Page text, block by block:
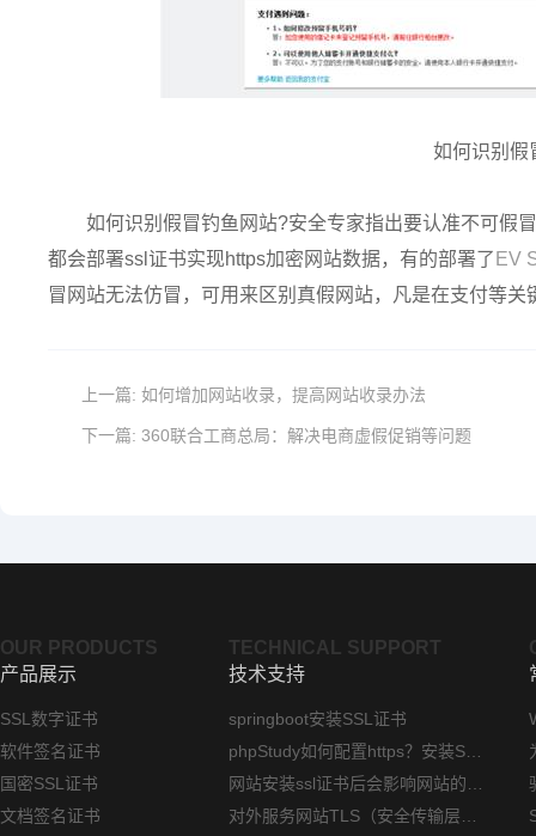
如何识别假
如何识别假冒钓鱼网站?安全专家指出要认准不可假
都会部署ssl证书实现https加密网站数据，有的部署了 EV
冒网站无法仿冒，可用来区别真假网站，凡是在支付等
上一篇: 如何增加网站收录，提高网站收录办法
下一篇: 360联合工商总局：解决电商虚假促销等问题
OUR PRODUCTS
产品展示
SSL数字证书
软件签名证书
国密SSL证书
文档签名证书
TECHNICAL SUPPORT
技术支持
springboot安装SSL证书